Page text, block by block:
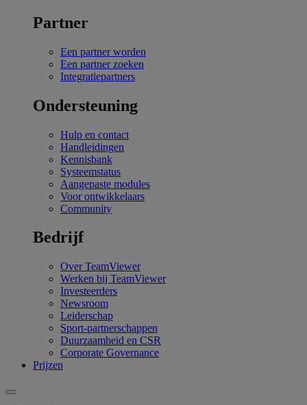
Partner
Een partner worden
Een partner zoeken
Integratiepartners
Ondersteuning
Hulp en contact
Handleidingen
Kennisbank
Systeemstatus
Aangepaste modules
Voor ontwikkelaars
Community
Bedrijf
Over TeamViewer
Werken bij TeamViewer
Investeerders
Newsroom
Leiderschap
Sport-partnerschappen
Duurzaamheid en CSR
Corporate Governance
Prijzen